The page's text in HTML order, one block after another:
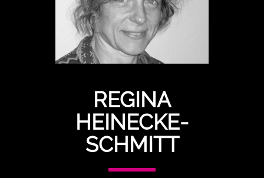
REGINA
HEINECKE-
SCHMITT